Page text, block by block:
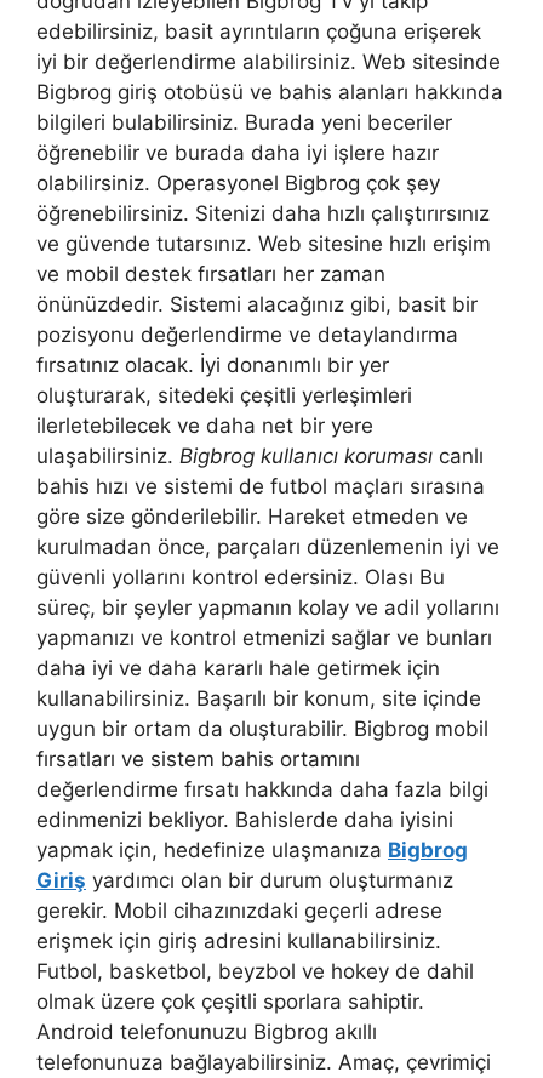
edebilirsiniz, basit ayrıntıların çoğuna erişerek
iyi bir değerlendirme alabilirsiniz. Web sitesinde
Bigbrog giriş otobüsü ve bahis alanları hakkında
bilgileri bulabilirsiniz. Burada yeni beceriler
öğrenebilir ve burada daha iyi işlere hazır
olabilirsiniz. Operasyonel Bigbrog çok şey
öğrenebilirsiniz. Sitenizi daha hızlı çalıştırırsınız
ve güvende tutarsınız. Web sitesine hızlı erişim
ve mobil destek fırsatları her zaman
önünüzdedir. Sistemi alacağınız gibi, basit bir
pozisyonu değerlendirme ve detaylandırma
fırsatınız olacak. İyi donanımlı bir yer
oluşturarak, sitedeki çeşitli yerleşimleri
ilerletebilecek ve daha net bir yere
ulaşabilirsiniz. Bigbrog kullanıcı koruması canlı
bahis hızı ve sistemi de futbol maçları sırasına
göre size gönderilebilir. Hareket etmeden ve
kurulmadan önce, parçaları düzenlemenin iyi ve
güvenli yollarını kontrol edersiniz. Olası Bu
süreç, bir şeyler yapmanın kolay ve adil yollarını
yapmanızı ve kontrol etmenizi sağlar ve bunları
daha iyi ve daha kararlı hale getirmek için
kullanabilirsiniz. Başarılı bir konum, site içinde
uygun bir ortam da oluşturabilir. Bigbrog mobil
fırsatları ve sistem bahis ortamını
değerlendirme fırsatı hakkında daha fazla bilgi
edinmenizi bekliyor. Bahislerde daha iyisini
yapmak için, hedefinize ulaşmanıza Bigbrog
Giriş yardımcı olan bir durum oluşturmanız
gerekir. Mobil cihazınızdaki geçerli adrese
erişmek için giriş adresini kullanabilirsiniz.
Futbol, basketbol, beyzbol ve hokey de dahil
olmak üzere çok çeşitli sporlara sahiptir.
Android telefonunuzu Bigbrog akıllı
telefonunuza bağlayabilirsiniz. Amaç, çevrimiçi